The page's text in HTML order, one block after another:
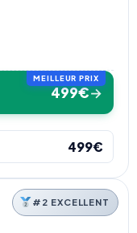
499€→
499€
#2 EXCELLENT